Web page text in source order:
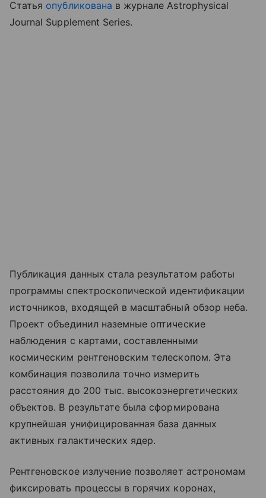
Статья опубликована в журнале Astrophysical
Journal Supplement Series.
Публикация данных стала результатом работы
программы спектроскопической идентификации
источников, входящей в масштабный обзор неба.
Проект объединил наземные оптические
наблюдения с картами, составленными
космическим рентгеновским телескопом. Эта
комбинация позволила точно измерить
расстояния до 200 тыс. высокоэнергетических
объектов. В результате была сформирована
крупнейшая унифицированная база данных
активных галактических ядер.
Рентгеновское излучение позволяет астрономам
фиксировать процессы в горячих коронах,